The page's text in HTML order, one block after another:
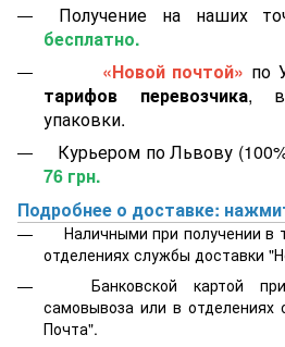
Получение на наших
бесплатно.
«Новой почтой» по
тарифов перевозчика,
упаковки.
Курьером по Львову
76 грн.
Подробнее о доставке:
Наличными при получении в
отделениях службы доставки
Банковской картой
самовывоза или в отделениях
Почта".